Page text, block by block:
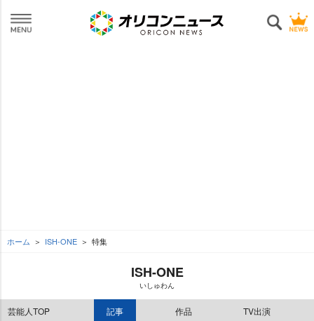
ホーム ISH-ONE 特集
ISH-ONE
いしゅわん
芸能人TOP 記事 作品 TV出演